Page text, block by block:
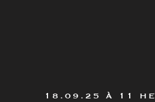
18.09.25 À 11